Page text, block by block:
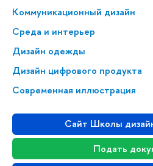
Коммуникационный дизайн
Среда и интерьер
Дизайн одежды
Дизайн цифрового продукта
Современная иллюстрация
Сайт Школы
Подать